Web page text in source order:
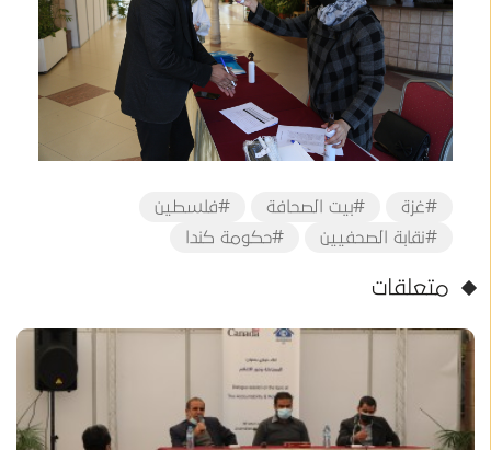
#غزة #بيت الصحافة
#فلسطين
#نقابة الصحفيين
#حكومة كندا
متعلقات